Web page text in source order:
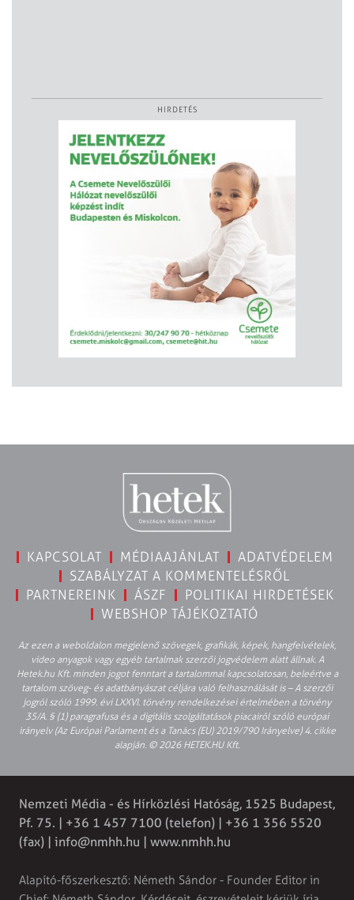
HIRDETÉS
KAPCSOLAT MÉDIAAJÁNLAT
ADATVÉDELEM
SZABÁLYZAT A KOMMENTELÉSRŐL
PARTNEREINK
ÁSZF
POLITIKAI HIRDETÉSEK
WEBSHOP TÁJÉKOZTATÓ
Az ezen a weboldalon megjelenő szövegek, grafikák, képek, hangfelvételek,
video anyagok vagy egyéb tartalmak szerzői jogvédelem alatt állnak. A
Hetek.hu Kft. minden jogot fenntart a tartalommal kapcsolatosan, beleértve a
tartalom szöveg- és adatbányászat céljára való felhasználását is – A szerzői
jogról szóló 1999. évi LXXVI. törvény rendelkezései értelmében a törvény
35/A. § (1) paragrafusa és a digitális szolgáltatások piacairól szóló európai
irányelv (Az Európai Parlament és a Tanács (EU) 2019/790 Irányelve) 4. cikke
alapján. © 2026 HETEK.HU Kft.
Nemzeti Média - és Hírközlési Hatóság, 1525 Budapest,
Pf. 75. | +36 1 457 7100 (telefon) | +36 1 356 5520
(fax) | info@nmhh.hu | www.nmhh.hu
Alapító-főszerkesztő: Németh Sándor - Founder Editor in